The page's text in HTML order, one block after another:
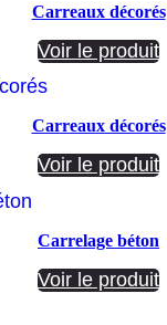
Carreaux décorés
Voir le produit
Carreaux décorés
Voir le produit
Carrelage béton
Voir le produit